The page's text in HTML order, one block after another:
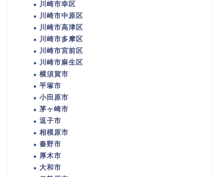
川崎市幸区
川崎市中原区
川崎市高津区
川崎市多摩区
川崎市宮前区
川崎市麻生区
横須賀市
平塚市
小田原市
茅ヶ崎市
逗子市
相模原市
秦野市
厚木市
大和市